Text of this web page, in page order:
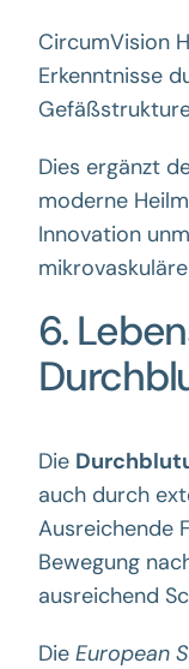
CircumVision
Erkenntnisse
Dies ergänzt
moderne
Innovation
6.
Die
auch durch
Ausreichende
Bewegung
ausreichend
Die European